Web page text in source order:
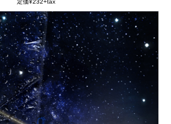
定価¥232+tax